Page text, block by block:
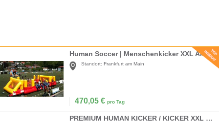
Human Soccer | Menschenkicker XXL Aktionspreis!
Standort: Frankfurt am Main
470,05 € pro Tag
PREMIUM HUMAN KICKER / KICKER XXL / MENSCHENKICKER / HUMAN TABLE SOCCER